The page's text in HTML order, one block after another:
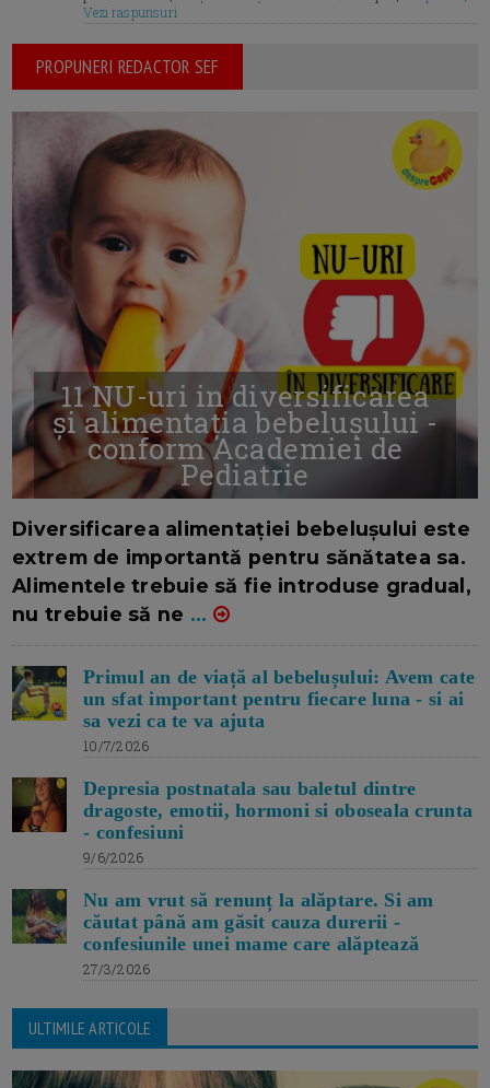
Vezi raspunsuri
PROPUNERI REDACTOR SEF
11 NU-uri in diversificarea
și alimentația bebelușului -
conform Academiei de
Pediatrie
Diversificarea alimentației bebelușului este
extrem de importantă pentru sănătatea sa.
Alimentele trebuie să fie introduse gradual,
nu trebuie să ne ...
Primul an de viață al bebelușului: Avem cate
un sfat important pentru fiecare luna - si ai
sa vezi ca te va ajuta
10/7/2026
Depresia postnatala sau baletul dintre
dragoste, emotii, hormoni si oboseala crunta
- confesiuni
9/6/2026
Nu am vrut să renunț la alăptare. Si am
căutat până am găsit cauza durerii -
confesiunile unei mame care alăptează
27/3/2026
ULTIMILE ARTICOLE